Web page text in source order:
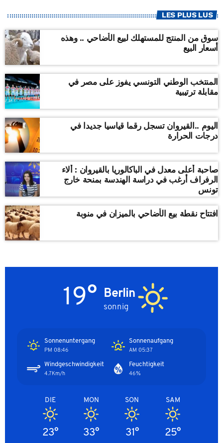
LES PLUS LUS
سوق من المنتج للمستهلك لبيع الأضاحي .. وهذه
أسعار البيع
المنتخب الوطني التونسي يفوز على مصر في
مقابلة ترتيبية
اليوم ..القيروان تسجل رقما قياسيا جديدا في
درجات الحرارة
صاحبة أعلى معدل في الباكالوريا بالقيروان : ألاء
الرفراف أرغب في دراسة الهندسة بمنحة خارج
تونس
افتتاح نقطة بيع الأضاحي بالميزان في منوبة
Berlin
sonnig
19°
Sonnenaufgang
05:37 AM
Sonnenuntergang
08:46 PM
Feuchtigkeit
46%
Windgeschwindigkeit
4.7Km/h
SAM
25°
SON
31°
MON
33°
DIE
23°